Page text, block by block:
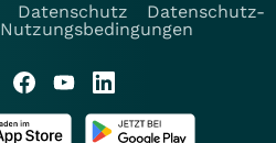
Datenschutz
Datenschutz-
Nutzungsbedingungen